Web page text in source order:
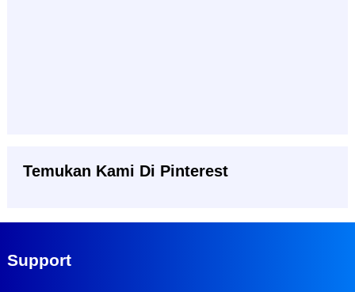
Temukan Kami Di Pinterest
Support